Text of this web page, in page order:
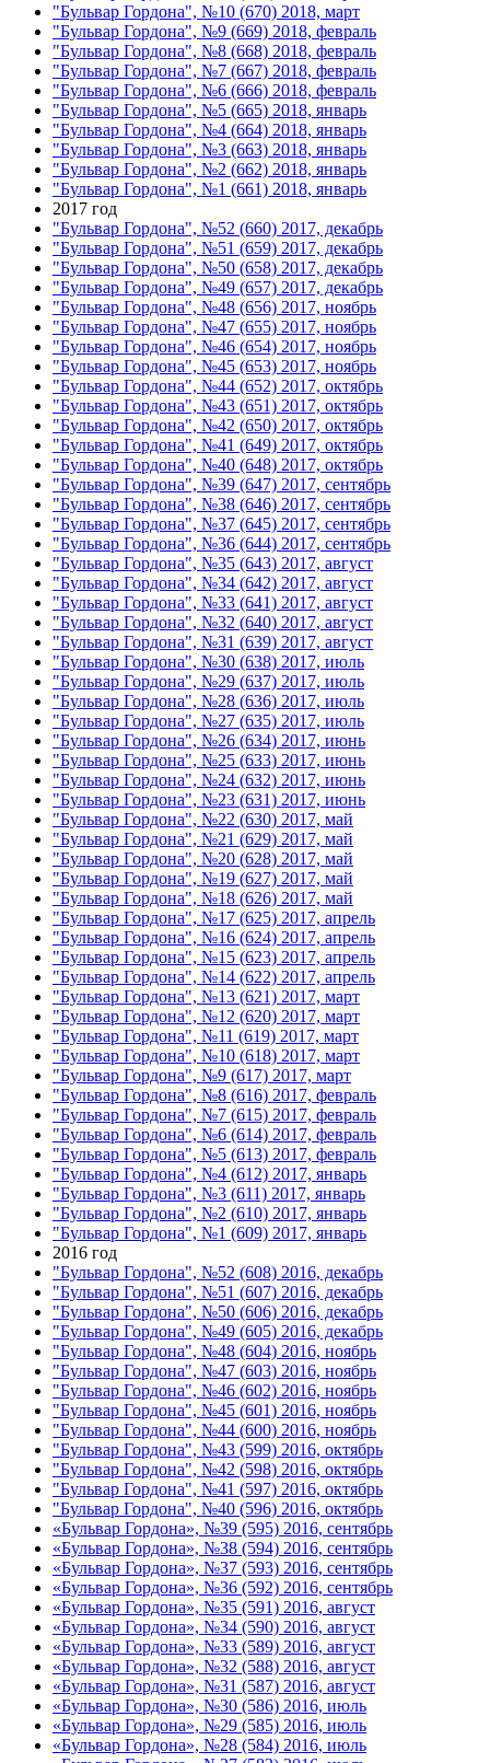
"Бульвар Гордона", №10 (670) 2018, март
"Бульвар Гордона", №9 (669) 2018, февраль
"Бульвар Гордона", №8 (668) 2018, февраль
"Бульвар Гордона", №7 (667) 2018, февраль
"Бульвар Гордона", №6 (666) 2018, февраль
"Бульвар Гордона", №5 (665) 2018, январь
"Бульвар Гордона", №4 (664) 2018, январь
"Бульвар Гордона", №3 (663) 2018, январь
"Бульвар Гордона", №2 (662) 2018, январь
"Бульвар Гордона", №1 (661) 2018, январь
2017 год
"Бульвар Гордона", №52 (660) 2017, декабрь
"Бульвар Гордона", №51 (659) 2017, декабрь
"Бульвар Гордона", №50 (658) 2017, декабрь
"Бульвар Гордона", №49 (657) 2017, декабрь
"Бульвар Гордона", №48 (656) 2017, ноябрь
"Бульвар Гордона", №47 (655) 2017, ноябрь
"Бульвар Гордона", №46 (654) 2017, ноябрь
"Бульвар Гордона", №45 (653) 2017, ноябрь
"Бульвар Гордона", №44 (652) 2017, октябрь
"Бульвар Гордона", №43 (651) 2017, октябрь
"Бульвар Гордона", №42 (650) 2017, октябрь
"Бульвар Гордона", №41 (649) 2017, октябрь
"Бульвар Гордона", №40 (648) 2017, октябрь
"Бульвар Гордона", №39 (647) 2017, сентябрь
"Бульвар Гордона", №38 (646) 2017, сентябрь
"Бульвар Гордона", №37 (645) 2017, сентябрь
"Бульвар Гордона", №36 (644) 2017, сентябрь
"Бульвар Гордона", №35 (643) 2017, август
"Бульвар Гордона", №34 (642) 2017, август
"Бульвар Гордона", №33 (641) 2017, август
"Бульвар Гордона", №32 (640) 2017, август
"Бульвар Гордона", №31 (639) 2017, август
"Бульвар Гордона", №30 (638) 2017, июль
"Бульвар Гордона", №29 (637) 2017, июль
"Бульвар Гордона", №28 (636) 2017, июль
"Бульвар Гордона", №27 (635) 2017, июль
"Бульвар Гордона", №26 (634) 2017, июнь
"Бульвар Гордона", №25 (633) 2017, июнь
"Бульвар Гордона", №24 (632) 2017, июнь
"Бульвар Гордона", №23 (631) 2017, июнь
"Бульвар Гордона", №22 (630) 2017, май
"Бульвар Гордона", №21 (629) 2017, май
"Бульвар Гордона", №20 (628) 2017, май
"Бульвар Гордона", №19 (627) 2017, май
"Бульвар Гордона", №18 (626) 2017, май
"Бульвар Гордона", №17 (625) 2017, апрель
"Бульвар Гордона", №16 (624) 2017, апрель
"Бульвар Гордона", №15 (623) 2017, апрель
"Бульвар Гордона", №14 (622) 2017, апрель
"Бульвар Гордона", №13 (621) 2017, март
"Бульвар Гордона", №12 (620) 2017, март
"Бульвар Гордона", №11 (619) 2017, март
"Бульвар Гордона", №10 (618) 2017, март
"Бульвар Гордона", №9 (617) 2017, март
"Бульвар Гордона", №8 (616) 2017, февраль
"Бульвар Гордона", №7 (615) 2017, февраль
"Бульвар Гордона", №6 (614) 2017, февраль
"Бульвар Гордона", №5 (613) 2017, февраль
"Бульвар Гордона", №4 (612) 2017, январь
"Бульвар Гордона", №3 (611) 2017, январь
"Бульвар Гордона", №2 (610) 2017, январь
"Бульвар Гордона", №1 (609) 2017, январь
2016 год
"Бульвар Гордона", №52 (608) 2016, декабрь
"Бульвар Гордона", №51 (607) 2016, декабрь
"Бульвар Гордона", №50 (606) 2016, декабрь
"Бульвар Гордона", №49 (605) 2016, декабрь
"Бульвар Гордона", №48 (604) 2016, ноябрь
"Бульвар Гордона", №47 (603) 2016, ноябрь
"Бульвар Гордона", №46 (602) 2016, ноябрь
"Бульвар Гордона", №45 (601) 2016, ноябрь
"Бульвар Гордона", №44 (600) 2016, ноябрь
"Бульвар Гордона", №43 (599) 2016, октябрь
"Бульвар Гордона", №42 (598) 2016, октябрь
"Бульвар Гордона", №41 (597) 2016, октябрь
"Бульвар Гордона", №40 (596) 2016, октябрь
«Бульвар Гордона», №39 (595) 2016, сентябрь
«Бульвар Гордона», №38 (594) 2016, сентябрь
«Бульвар Гордона», №37 (593) 2016, сентябрь
«Бульвар Гордона», №36 (592) 2016, сентябрь
«Бульвар Гордона», №35 (591) 2016, август
«Бульвар Гордона», №34 (590) 2016, август
«Бульвар Гордона», №33 (589) 2016, август
«Бульвар Гордона», №32 (588) 2016, август
«Бульвар Гордона», №31 (587) 2016, август
«Бульвар Гордона», №30 (586) 2016, июль
«Бульвар Гордона», №29 (585) 2016, июль
«Бульвар Гордона», №28 (584) 2016, июль